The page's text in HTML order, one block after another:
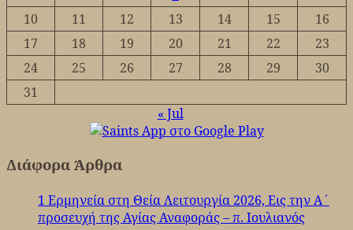
10
11 12 13 14 15
16
17
18 19 20 21 22
23
24
25 26 27 28 29
30
31
« Jul
Διάφορα Άρθρα
1 Ερμηνεία στη Θεία Λειτουργία 2026, Εις την Α΄
προσευχή της Αγίας Αναφοράς – π. Ιουλιανός